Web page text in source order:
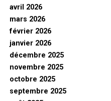
avril 2026
mars 2026
février 2026
janvier 2026
décembre 2025
novembre 2025
octobre 2025
septembre 2025